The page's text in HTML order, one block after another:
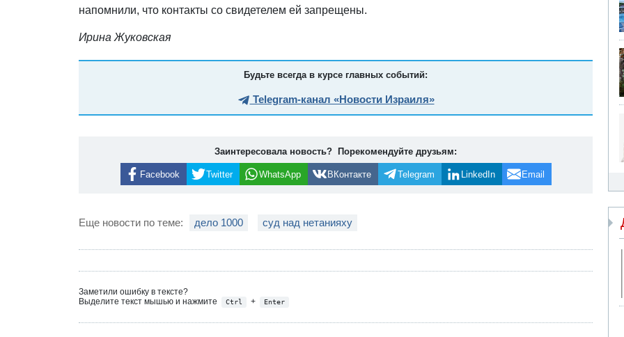
напомнили, что контакты со свидетелем ей запрещены.
Ирина Жуковская
Будьте всегда в курсе главных событий:
Telegram-канал «Новости Израиля»
Заинтересовала новость? Порекомендуйте друзьям:
Facebook Twitter WhatsApp ВКонтакте Telegram LinkedIn Email
Еще новости по теме: дело 1000 суд над нетанияху
Заметили ошибку в тексте?
Выделите текст мышью и нажмите
Ctrl + Enter